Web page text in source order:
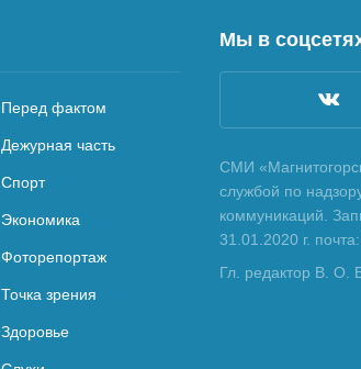
Перед фактом
Дежурная часть
Спорт
Экономика
Фоторепортаж
Точка зрения
Здоровье
Мы в
СМИ
службой по
коммуникаций.
31.01.2020 г.
Гл. редактор В. О.